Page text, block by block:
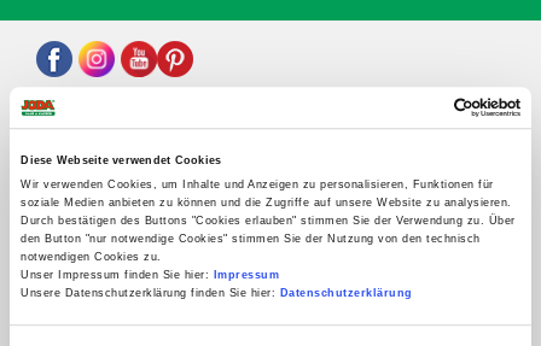
Diese Webseite verwendet Cookies
Wir verwenden Cookies, um Inhalte und Anzeigen zu personalisieren, Funktionen für
soziale Medien anbieten zu können und die Zugriffe auf unsere Website zu analysieren.
Durch bestätigen des Buttons "Cookies erlauben" stimmen Sie der Verwendung zu. Über
den Button "nur notwendige Cookies" stimmen Sie der Nutzung von den technisch
notwendigen Cookies zu.
Unser Impressum finden Sie hier:
Impressum
Unsere Datenschutzerklärung finden Sie hier:
Datenschutzerklärung
* inkl. MwSt., zzgl. Abwicklungspauschale
Service
Händlersuche
Joda®-Kataloge
FAQ - Häufig gestellte Fragen
Abwicklungspauschale
Warenkorb